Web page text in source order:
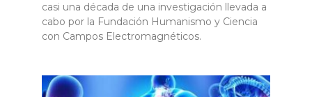
casi una década de una investigación llevada a
cabo por la Fundación Humanismo y Ciencia
con Campos Electromagnéticos.